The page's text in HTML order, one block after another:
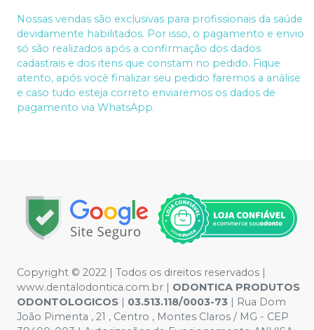
Nossas vendas são exclusivas para profissionais da saúde
devidamente habilitados. Por isso, o pagamento e envio
só são realizados após a confirmação dos dados
cadastrais e dos itens que constam no pedido. Fique
atento, após você finalizar seu pedido faremos a análise
e caso tudo esteja correto enviaremos os dados de
pagamento via WhatsApp.
Copyright © 2022 | Todos os direitos reservados |
www.dentalodontica.com.br | ODONTICA PRODUTOS
ODONTOLOGICOS | 03.513.118/0003-73 | Rua Dom
João Pimenta , 21 , Centro , Montes Claros / MG - CEP